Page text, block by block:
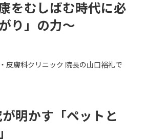
をむしばむ時代に必
り」の力〜
皮膚科クリニック 院長の山口裕礼で
明かす「ペットと